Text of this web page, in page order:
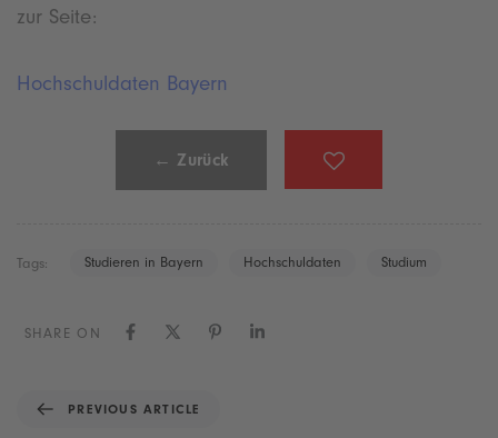
zur Seite:
Hochschuldaten Bayern
← Zurück
Tags: Studieren in Bayern Hochschuldaten Studium
SHARE ON
PREVIOUS ARTICLE